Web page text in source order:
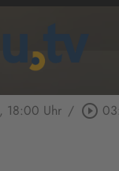
, 18:00 Uhr / play_circle_outline